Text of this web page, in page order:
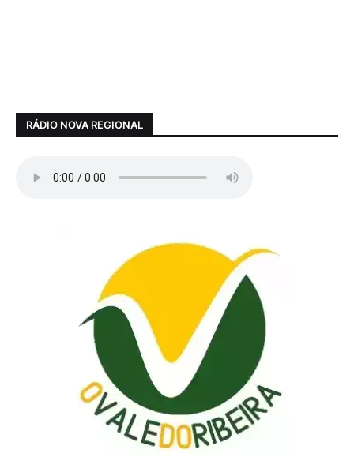
RÁDIO NOVA REGIONAL